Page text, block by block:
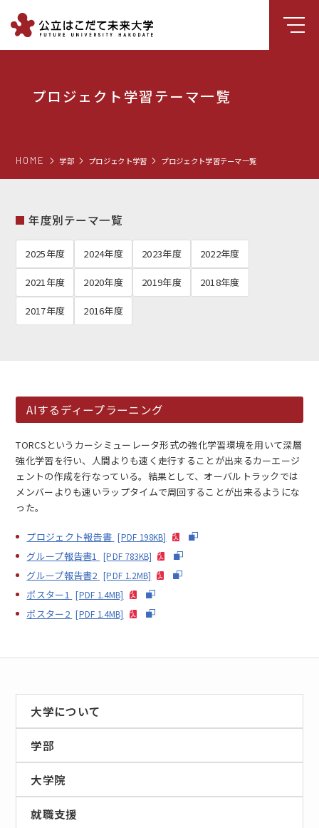
コンセプト動画
学部
就職支援
組織・センター
図書館
受験生向け情報
EN アクセス お問合せ
プロジェクト学習テーマ一覧
HOME 学部 プロジェクト学習 プロジェクト学習テーマ一覧
年度別テーマ一覧
2025年度 2024年度 2023年度 2022年度
2021年度 2020年度 2019年度 2018年度
2017年度 2016年度
AIするディープラーニング
TORCSというカーシミューレータ形式の強化学習環境を用いて深層
強化学習を行い、人間よりも速く走行することが出来るカーエージ
ェントの作成を行なっている。結果として、オーバルトラックでは
メンバーよりも速いラップタイムで周回することが出来るようにな
った。
プロジェクト報告書 [PDF 198KB]
グループ報告書1 [PDF 783KB]
グループ報告書2 [PDF 1.2MB]
ポスター1 [PDF 1.4MB]
ポスター2 [PDF 1.4MB]
大学について
学部
大学院
就職支援